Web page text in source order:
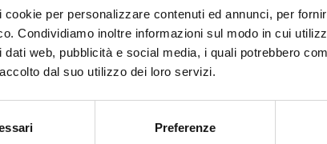
cookie per personalizzare contenuti ed annunci, per
Condividiamo inoltre informazioni sul modo in cui
dati web, pubblicità e social media, i quali potrebbero
dal suo utilizzo dei loro servizi.
Preferenze
di Torino.
ammonta a 315.000 Euro